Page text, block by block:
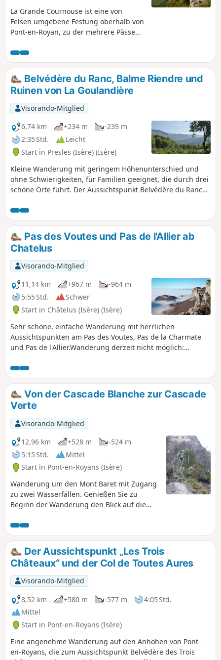
La Grande Cournouse ist eine von
Felsen umgebene Festung oberhalb von
Pont-en-Royan, zu der mehrere Pässe
führt über den anspruchsvollen Pas de
Pabro, nach einem möglichen Besuch
der gleichnamigen Höhle, dann über
den Pas des Voûtes und den Pas de la
Charmate, mit einem Besuch der
mesolithischen Stätte, um zum Pas de
l'Allier zu gelangen, von wo aus der
Abstieg gleichmäßiger ist. Wanderung
derzeit nicht möglich: Schließung des
Wanderwegs Pas de l'Allier (Gemeinde
Echevis) durch einen
Gemeinderatsbeschluss.
Belvédère du Ranc, Balme Riendre und
Ruinen von La Goulandière
Visorando-Mitglied
6,74 km
+234 m
-239 m
2:35 Std.
Leicht
Start in Presles (Isère) (Isère)
Kleine Wanderung mit geringem Höhenunterschied und
ohne Schwierigkeiten, für Familien geeignet, die durch drei
schöne Orte führt. Der Aussichtspunkt Belvédère du Ranc
Vercors, die Balme Riendre, eine Schlucht mit einem sehr
schönen Steinbogen, und schließlich die Ruinen des
Weilers La Goulandière.
Pas des Voutes und Pas de l'Allier ab
Chatelus
Visorando-Mitglied
11,14 km
+967 m
-964 m
5:55 Std.
Schwer
Start in Châtelus (Isère) (Isère)
Sehr schöne, einfache Wanderung mit herrlichen
Aussichtspunkten am Pas des Voutes, Pas de la Charmate
und Pas de l'Allier.Wanderung derzeit nicht möglich:
Echevis) per Gemeindeverordnung
Von der Cascade Blanche zur Cascade
Verte
Visorando-Mitglied
12,96 km
+528 m
-524 m
5:15 Std.
Mittel
Start in Pont-en-Royans (Isère)
Wanderung um den Mont Baret mit Zugang
zu zwei Wasserfällen. Genießen Sie zu
Beginn der Wanderung den Blick auf die
Durch die Petits Goulets, eine Abfolge von
vier Tunneln auf einer schmalen und stark
begehenen Straße, sollten Sie
Taschenlampen mitnehmen, um für
Autofahrer gut sichtbar zu sein.
Der Aussichtspunkt „Les Trois
Châteaux“ und der Col de Toutes Aures
Visorando-Mitglied
8,52 km
+580 m -577 m
4:05 Std.
Mittel
Start in Pont-en-Royans (Isère)
Eine angenehme Wanderung auf den Anhöhen von Pont-
en-Royans, die zum Aussichtspunkt Belvédère des Trois